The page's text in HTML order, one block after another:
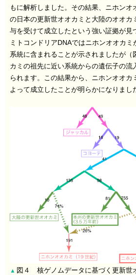
もに解析しました。その結果、ニホン
の日本の更新世オオカミと大陸のオオカ
与を受けて成立したという強い証拠が見
ミトコンドリアDNAではニホンオオカ
系統に含まれることが示されましたが（
カミの祖先に近い系統からの遺伝子の流
られます。この結果から、ニホンオオカ
よって成立したことが明らかになりまし
▲ 図４ 核ゲノムデータに基づく更新世